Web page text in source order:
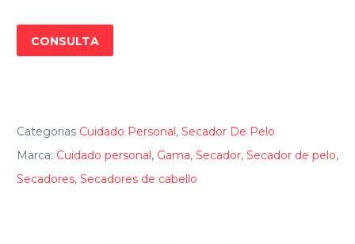
CONSULTA
Categorias Cuidado Personal , Secador De Pelo
Marca: Cuidado personal , Gama, Secador, Secador de pelo,
Secadores, Secadores de cabello